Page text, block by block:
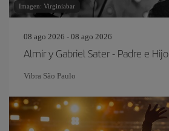
Imagen: Virginiabar
08 ago 2026 - 08 ago 2026
Almir y Gabriel Sater - Padre e Hijo
Vibra São Paulo